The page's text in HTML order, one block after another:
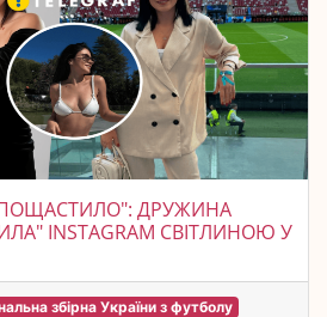
ДРУЖИНА
INSTAGRAM СВІТЛИНОЮ У
збірна України з футболу